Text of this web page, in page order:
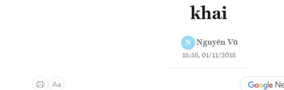
khai
N Nguyên Vũ
15:58, 01/11/2018